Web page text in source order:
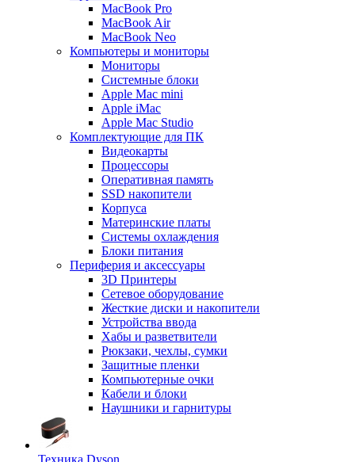
MacBook Pro
MacBook Air
MacBook Neo
Компьютеры и мониторы
Мониторы
Системные блоки
Apple Mac mini
Apple iMac
Apple Mac Studio
Комплектующие для ПК
Видеокарты
Процессоры
Оперативная память
SSD накопители
Корпуса
Материнские платы
Системы охлаждения
Блоки питания
Периферия и аксессуары
3D Принтеры
Сетевое оборудование
Жесткие диски и накопители
Устройства ввода
Хабы и разветвители
Рюкзаки, чехлы, сумки
Защитные пленки
Компьютерные очки
Кабели и блоки
Наушники и гарнитуры
Техника Dyson